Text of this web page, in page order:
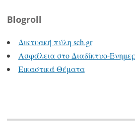
Blogroll
Δικτυακή πύλη sch.gr
Ασφάλεια στο Διαδίκτυο-
Εικαστικά Θέματα